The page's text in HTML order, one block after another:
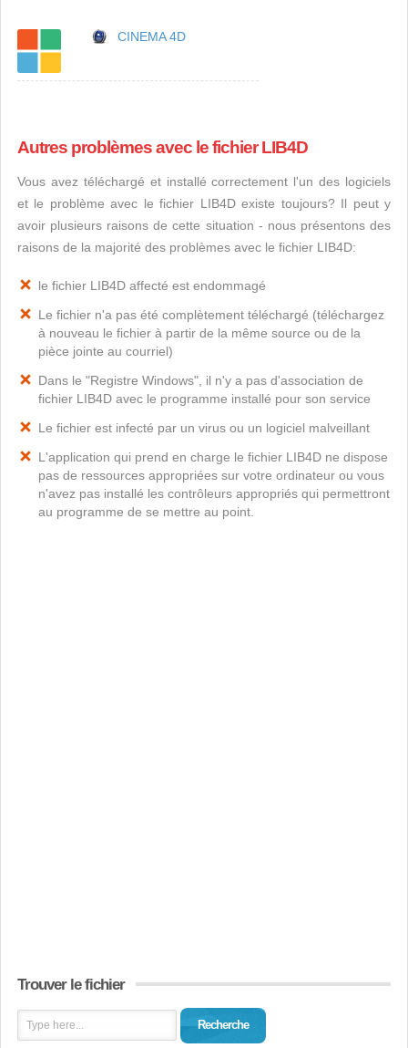
CINEMA 4D
Autres problèmes avec le fichier LIB4D
Vous avez téléchargé et installé correctement l'un des logiciels
et le problème avec le fichier LIB4D existe toujours? Il peut y
avoir plusieurs raisons de cette situation - nous présentons des
raisons de la majorité des problèmes avec le fichier LIB4D:
le fichier LIB4D affecté est endommagé
Le fichier n'a pas été complètement téléchargé (téléchargez
à nouveau le fichier à partir de la même source ou de la
pièce jointe au courriel)
Dans le "Registre Windows", il n'y a pas d'association de
fichier LIB4D avec le programme installé pour son service
Le fichier est infecté par un virus ou un logiciel malveillant
L'application qui prend en charge le fichier LIB4D ne dispose
pas de ressources appropriées sur votre ordinateur ou vous
n'avez pas installé les contrôleurs appropriés qui permettront
au programme de se mettre au point.
Trouver le fichier
Recherche